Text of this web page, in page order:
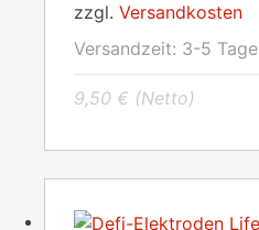
zzgl. Versandkosten
Versandzeit: 3-5 Tage
9,50 € (Netto)